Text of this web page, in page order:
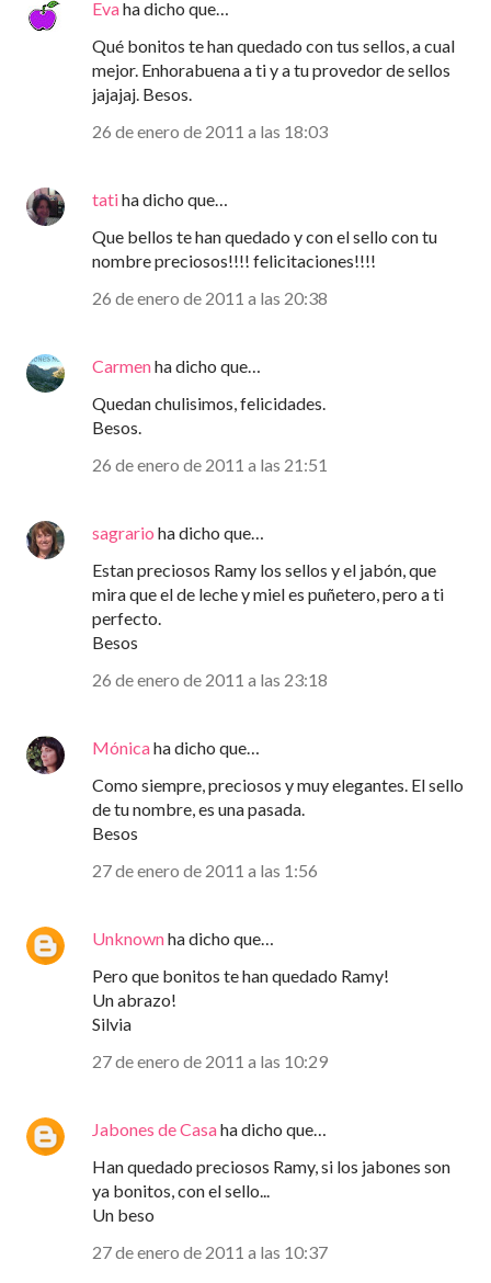
Evaha dicho que…
Qué bonitos te han quedado con tus sellos, a cual
mejor. Enhorabuena a ti y a tu provedor de sellos
jajajaj. Besos.
26 de enero de 2011 a las 18:03
tatiha dicho que…
Que bellos te han quedado y con el sello con tu
nombre preciosos!!!! felicitaciones!!!!
26 de enero de 2011 a las 20:38
Carmenha dicho que…
Quedan chulisimos, felicidades.
Besos.
26 de enero de 2011 a las 21:51
sagrario ha dicho que…
Estan preciosos Ramy los sellos y el jabón, que
mira que el de leche y miel es puñetero, pero a ti
perfecto.
Besos
26 de enero de 2011 a las 23:18
Mónicaha dicho que…
Como siempre, preciosos y muy elegantes. El sello
de tu nombre, es una pasada.
Besos
27 de enero de 2011 a las 1:56
Unknownha dicho que…
Pero que bonitos te han quedado Ramy!
Un abrazo!
Silvia
27 de enero de 2011 a las 10:29
Jabones de Casaha dicho que…
Han quedado preciosos Ramy, si los jabones son
ya bonitos, con el sello...
Un beso
27 de enero de 2011 a las 10:37